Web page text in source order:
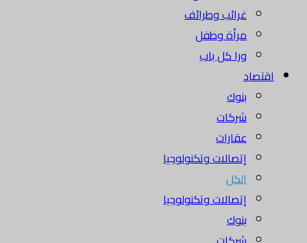
غرائب وطرائف
مرأة وطفل
ورا كل باب
اقتصاد
بنوك
شركات
عقارات
إتصالات وتكنولوجيا
الكل
إتصالات وتكنولوجيا
بنوك